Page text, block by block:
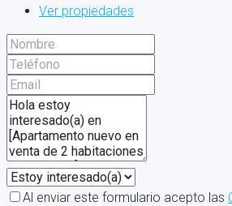
Ver propiedades
Al enviar este formulario acepto las